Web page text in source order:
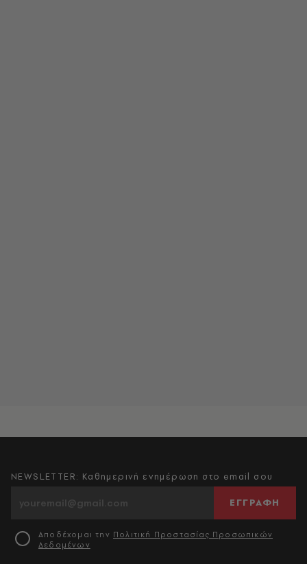
NEWSLETTER: Καθημερινή ενημέρωση στο email σου
ΕΓΓΡΑΦΗ
Αποδέχομαι την Πολιτική Προστασίας Προσωπικών
Δεδομένων